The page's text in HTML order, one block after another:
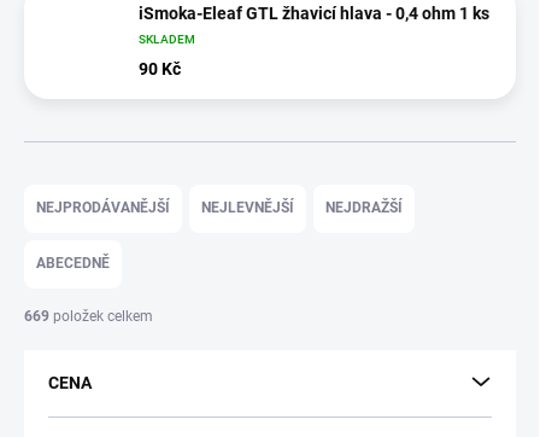
iSmoka-Eleaf GTL žhavicí hlava - 0,4 ohm 1 ks
SKLADEM
90 Kč
í
NEJPRODÁVANĚJŠÍ NEJLEVNĚJŠÍ NEJDRAŽŠÍ
ABECEDNĚ
669 položek celkem
CENA